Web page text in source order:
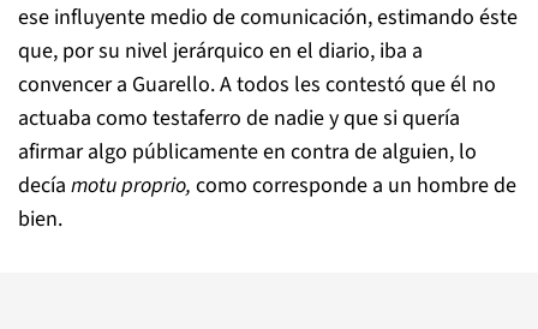
ese influyente medio de comunicación, estimando éste
que, por su nivel jerárquico en el diario, iba a
convencer a Guarello. A todos les contestó que él no
actuaba como testaferro de nadie y que si quería
afirmar algo públicamente en contra de alguien, lo
decía motu proprio, como corresponde a un hombre de
bien.